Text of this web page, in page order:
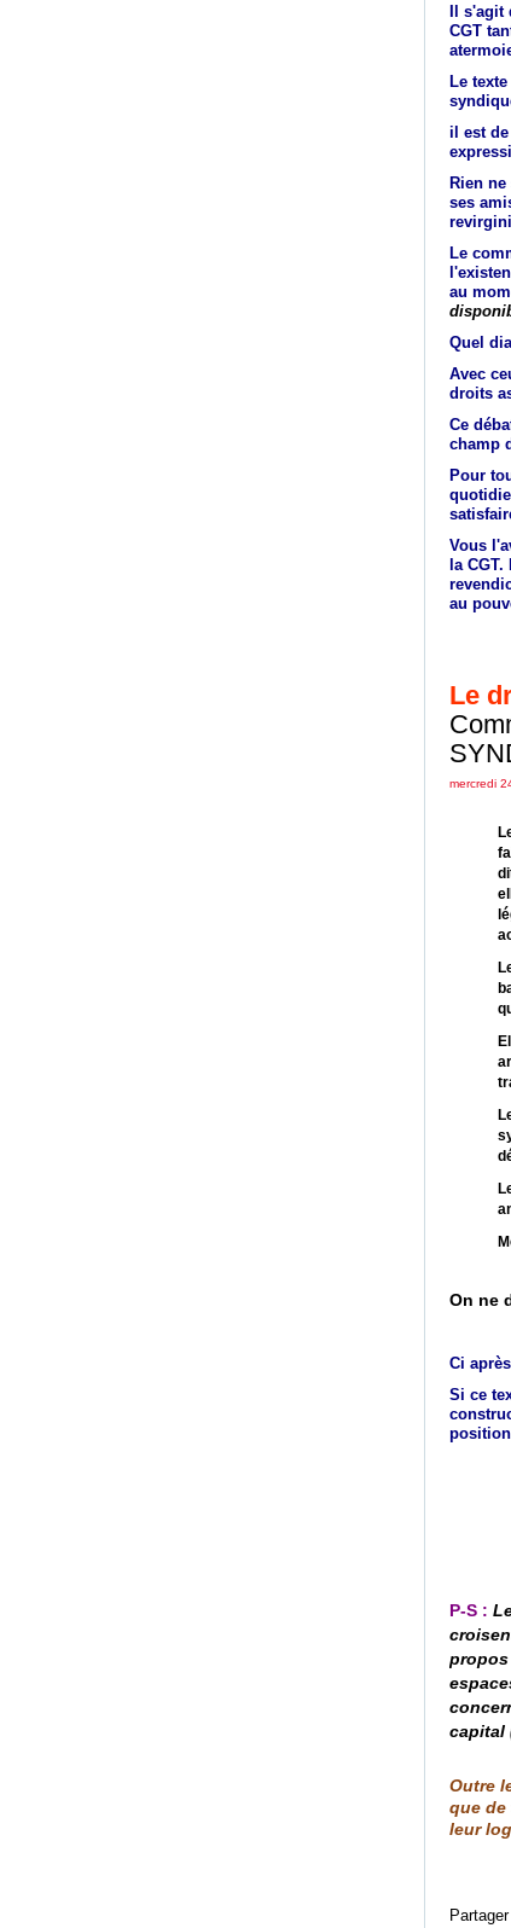
Il s'agit
CGT
Le
il est
Rien
ses
Le
au
Quel
Avec
droits
Ce
champ
Pour
Vous
la
au
Le
mercredi
On ne
Ci
Si ce
P-S :
capital
Outre
que
leur